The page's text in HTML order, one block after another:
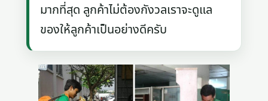
มากที่สุด ลูกค้าไม่ต้องกังวลเราจะดูแล
ของให้ลูกค้าเป็นอย่างดีครับ